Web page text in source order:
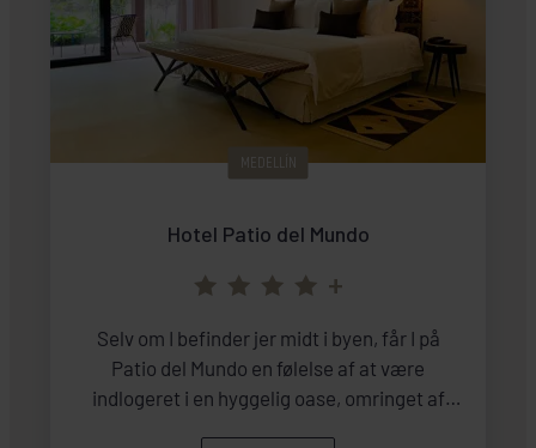
MEDELLÍN
Hotel Patio del Mundo
+
Selv om I befinder jer midt i byen, får I på
Patio del Mundo en følelse af at være
indlogeret i en hyggelig oase, omringet af